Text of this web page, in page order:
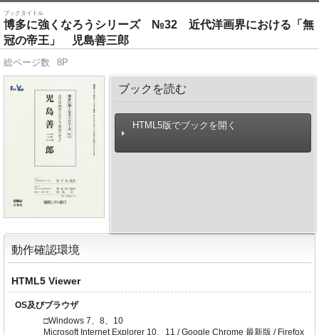
ブックタイトル
博多に強くなろうシリーズ №32 近代洋画界における「無
冠の帝王」 児島善三郎
総ページ数 8P
ブックを読む
HTML5版でブックを開く
動作確認環境
HTML5 Viewer
OS及びブラウザ
□Windows 7、8、10
Microsoft Internet Explorer 10、11 / Google Chrome 最新版 / Firefox